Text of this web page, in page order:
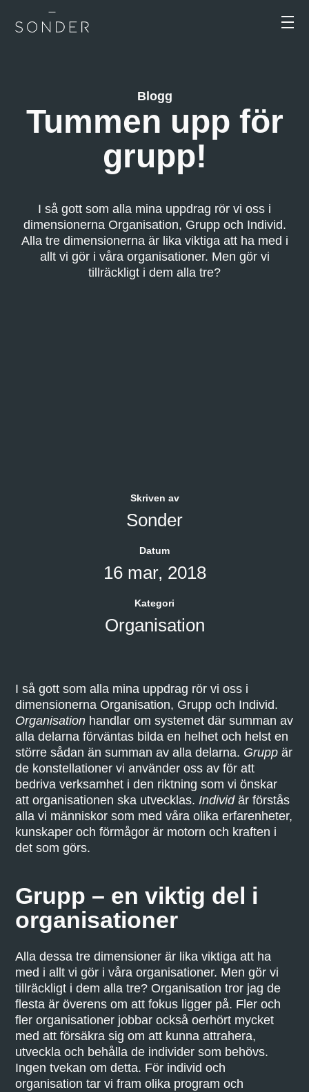
Blogg
Tummen upp för
grupp!
I så gott som alla mina uppdrag rör vi oss i
dimensionerna Organisation, Grupp och Individ.
Alla tre dimensionerna är lika viktiga att ha med i
allt vi gör i våra organisationer. Men gör vi
tillräckligt i dem alla tre?
Skriven av
Sonder
Datum
16 mar, 2018
Kategori
Organisation
I så gott som alla mina uppdrag rör vi oss i
dimensionerna Organisation, Grupp och Individ.
Organisation handlar om systemet där summan av
alla delarna förväntas bilda en helhet och helst en
större sådan än summan av alla delarna. Grupp är
de konstellationer vi använder oss av för att
bedriva verksamhet i den riktning som vi önskar
att organisationen ska utvecklas.Individär förstås
alla vi människor som med våra olika erfarenheter,
kunskaper och förmågor är motorn och kraften i
det som görs.
Grupp – en viktig del i
organisationer
Alla dessa tre dimensioner är lika viktiga att ha
med i allt vi gör i våra organisationer. Men gör vi
tillräckligt i dem alla tre? Organisation tror jag de
flesta är överens om att fokus ligger på. Fler och
fler organisationer jobbar också oerhört mycket
med att försäkra sig om att kunna attrahera,
utveckla och behålla de individer som behövs.
Ingen tvekan om detta. För individ och
organisation tar vi fram olika program och